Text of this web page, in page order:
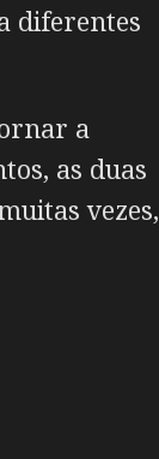
diferentes
a
as duas
vezes,